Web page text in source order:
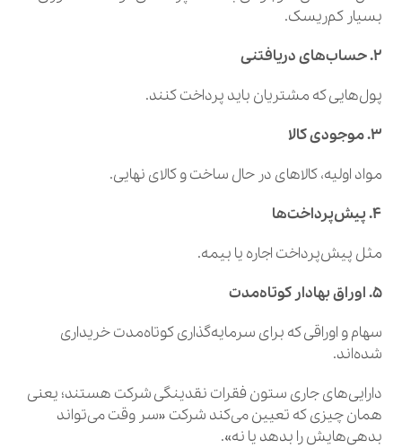
بسیار کم‌ریسک.
۲. حساب‌های دریافتنی
پول‌هایی که مشتریان باید پرداخت کنند.
۳. موجودی کالا
مواد اولیه، کالاهای در حال ساخت و کالای نهایی.
۴. پیش‌پرداخت‌ها
مثل پیش‌پرداخت اجاره یا بیمه.
۵. اوراق بهادار کوتاه‌مدت
سهام و اوراقی که برای سرمایه‌گذاری کوتاه‌مدت خریداری
شده‌اند.
دارایی‌های جاری ستون فقرات نقدینگی شرکت هستند؛ یعنی
همان چیزی که تعیین می‌کند شرکت «سر وقت می‌تواند
بدهی‌هایش را بدهد یا نه».